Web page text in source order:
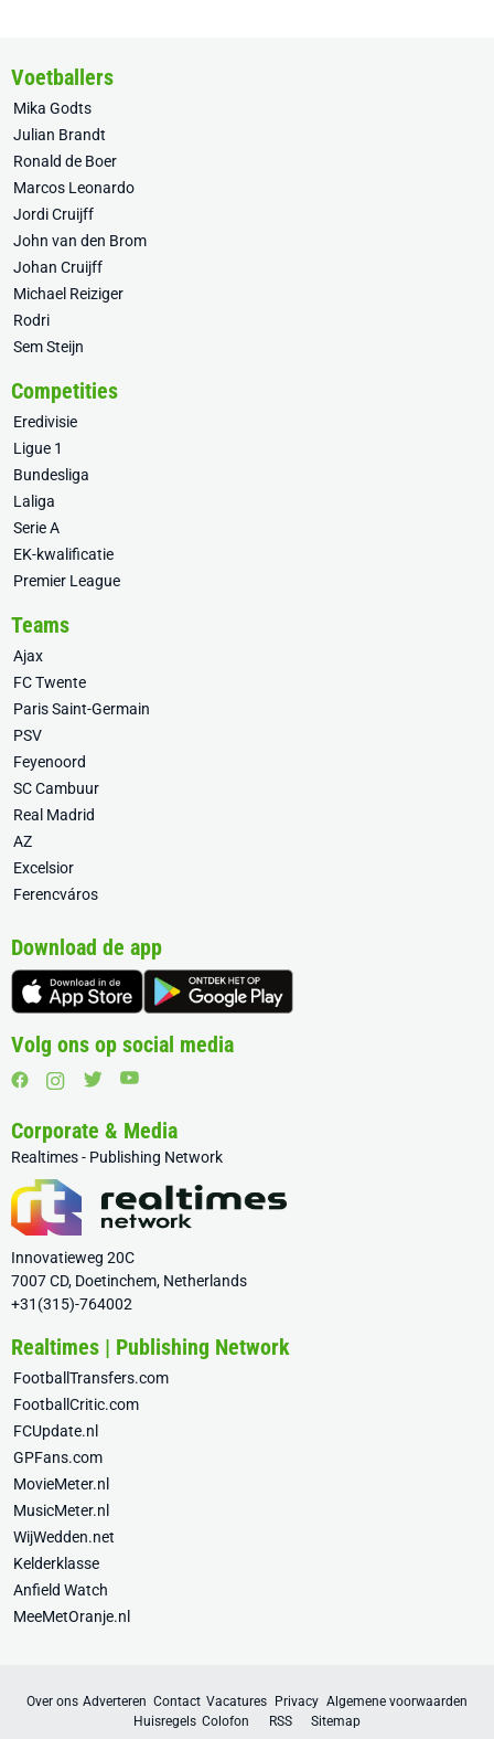
Voetballers
Mika Godts
Julian Brandt
Ronald de Boer
Marcos Leonardo
Jordi Cruijff
John van den Brom
Johan Cruijff
Michael Reiziger
Rodri
Sem Steijn
Competities
Eredivisie
Ligue 1
Bundesliga
Laliga
Serie A
EK-kwalificatie
Premier League
Teams
Ajax
FC Twente
Paris Saint-Germain
PSV
Feyenoord
SC Cambuur
Real Madrid
AZ
Excelsior
Ferencváros
Download de app
Volg ons op social media
Corporate & Media
Realtimes - Publishing Network
Innovatieweg 20C
7007 CD, Doetinchem, Netherlands
+31(315)-764002
Realtimes | Publishing Network
FootballTransfers.com
FootballCritic.com
FCUpdate.nl
GPFans.com
MovieMeter.nl
MusicMeter.nl
WijWedden.net
Kelderklasse
Anfield Watch
MeeMetOranje.nl
Over ons Adverteren Contact Vacatures Privacy Algemene voorwaarden
Huisregels Colofon RSS Sitemap